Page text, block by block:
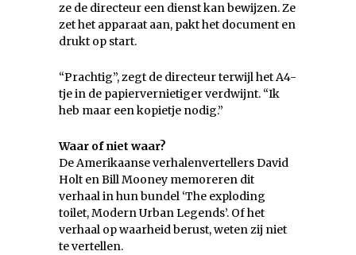
ze de directeur een dienst kan bewijzen. Ze
zet het apparaat aan, pakt het document en
drukt op start.
“Prachtig”, zegt de directeur terwijl het A4-
tje in de papiervernietiger verdwijnt. “Ik
heb maar een kopietje nodig.”
Waar of niet waar?
De Amerikaanse verhalenvertellers David
Holt en Bill Mooney memoreren dit
verhaal in hun bundel ‘The exploding
toilet, Modern Urban Legends’. Of het
verhaal op waarheid berust, weten zij niet
te vertellen.